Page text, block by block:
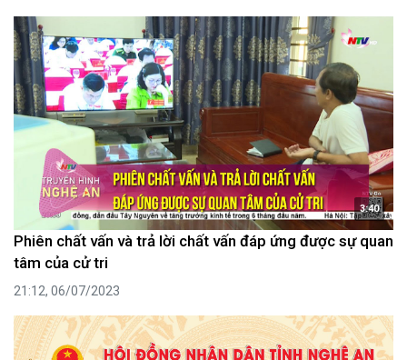
3:40
Phiên chất vấn và trả lời chất vấn đáp ứng được sự quan
tâm của cử tri
21:12, 06/07/2023